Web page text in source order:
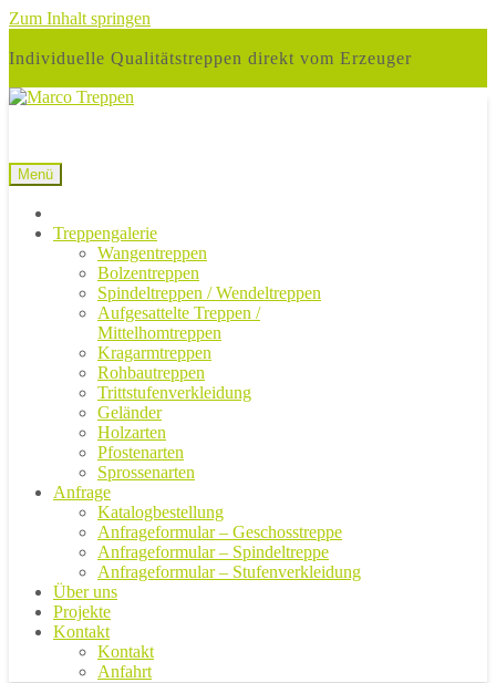
Zum Inhalt springen
Individuelle Qualitätstreppen direkt vom Erzeuger
Menü
Treppengalerie
Wangentreppen
Bolzentreppen
Spindeltreppen / Wendeltreppen
Aufgesattelte Treppen /
Mittelhomtreppen
Kragarmtreppen
Rohbautreppen
Trittstufenverkleidung
Geländer
Holzarten
Pfostenarten
Sprossenarten
Anfrage
Katalogbestellung
Anfrageformular – Geschosstreppe
Anfrageformular – Spindeltreppe
Anfrageformular – Stufenverkleidung
Über uns
Projekte
Kontakt
Kontakt
Anfahrt